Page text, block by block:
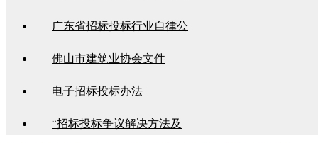
广东省招标投标行业自律公
佛山市建筑业协会文件
电子招标投标办法
“招标投标争议解决方法及